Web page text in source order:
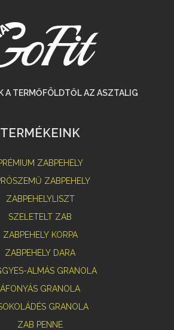
A TERMŐFÖLDTŐL AZ ASZTALIG
TERMÉKEINK
ZABPEHELY
ZABPEHELY
ZABPEHELYLISZT
SZELETELT ZAB
ZABPEHELY KORPA
ZABPEHELY DARA
ALMÁS GRANOLA
ÁFONYÁS GRANOLA
GRANOLA
ZAB PENNE